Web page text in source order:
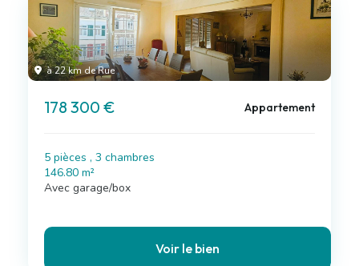
à 22 km de Rue
178 300 € Appartement
5 pièces , 3 chambres
146.80 m²
Avec garage/box
Voir le bien